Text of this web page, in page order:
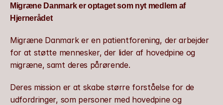
Migræne Danmark er optaget som nyt medlem af
Hjernerådet
Migræne Danmark er en patientforening, der arbejder
for at støtte mennesker, der lider af hovedpine og
migræne, samt deres pårørende.
Deres mission er at skabe større forståelse for de
udfordringer, som personer med hovedpine og